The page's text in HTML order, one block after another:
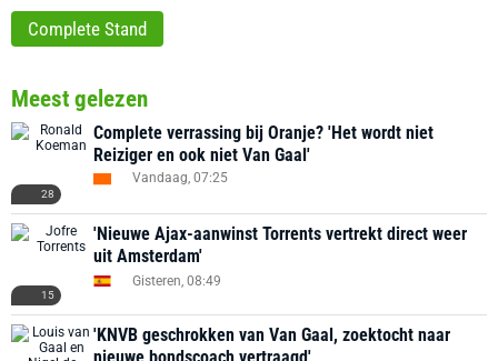
Complete Stand
Meest gelezen
28
Complete verrassing bij Oranje? 'Het wordt niet
Reiziger en ook niet Van Gaal'
Vandaag, 07:25
15
'Nieuwe Ajax-aanwinst Torrents vertrekt direct weer
uit Amsterdam'
Gisteren, 08:49
'KNVB geschrokken van Van Gaal, zoektocht naar